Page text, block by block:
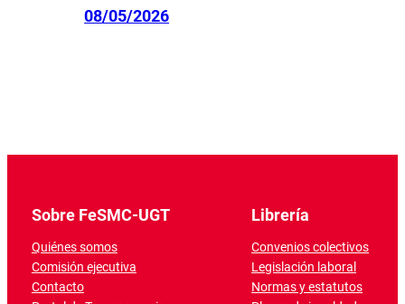
08/05/2026
Sobre FeSMC-UGT
Quiénes somos
Comisión ejecutiva
Contacto
Librería
Convenios colectivos
Legislación laboral
Normas y estatutos